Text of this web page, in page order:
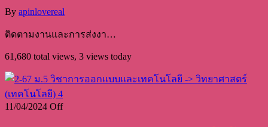
By apinlovereal
ติดตามงานและการส่งงา…
61,680 total views, 3 views today
11/04/2024 Off